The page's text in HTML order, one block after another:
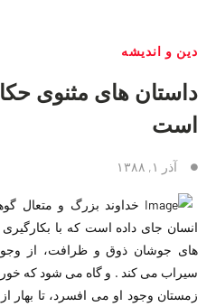
دین و اندیشه
داستان های مثنوی
است
آذر ۱, ۱۳۸۸
خداوند بزرگ و متعال
انسان جای داده است که با
های جوشان ذوق و ظرافت، از
سیراب می کند . و گاه می شود که
زمستان وجود او می افسرد، تا بهار